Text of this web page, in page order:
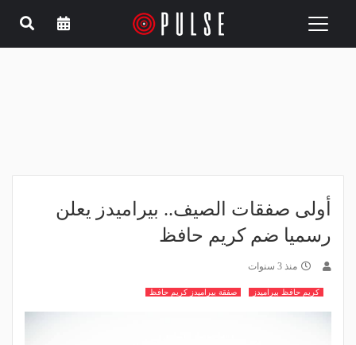
Toggle
أولى صفقات الصيف.. بيراميدز يعلن
رسميا ضم كريم حافظ
منذ 3 سنوات
كريم حافظ بيراميدز صفقة بيراميدز كريم حافظ